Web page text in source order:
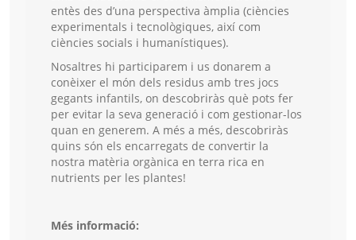
entès des d’una perspectiva àmplia (ciències
experimentals i tecnològiques, així com
ciències socials i humanístiques).
Nosaltres hi participarem i us donarem a
conèixer el món dels residus amb tres jocs
gegants infantils, on descobriràs què pots fer
per evitar la seva generació i com gestionar-los
quan en generem. A més a més, descobriràs
quins són els encarregats de convertir la
nostra matèria orgànica en terra rica en
nutrients per les plantes!
Més informació: